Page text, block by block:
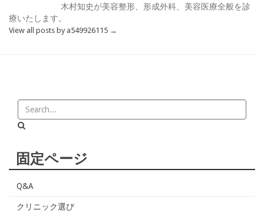
木村知史が美容整形、形成外科、美容医療全般を診
療いたします。
View all posts by a549926115 →
固定ページ
Q&A
クリニック選び